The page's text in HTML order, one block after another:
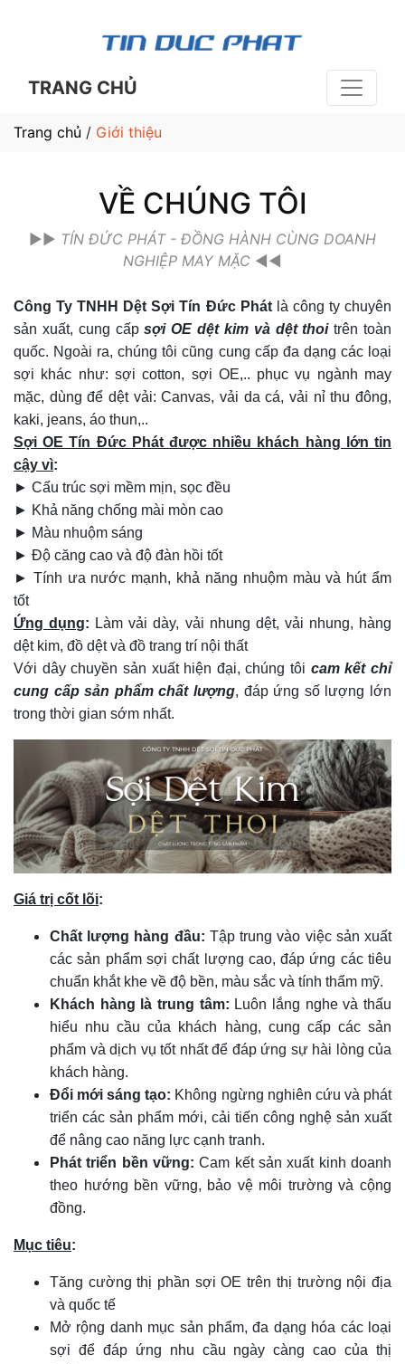
TRANG CHỦ
Trang chủ / Giới thiệu
VỀ CHÚNG TÔI
►► TÍN ĐỨC PHÁT - ĐỒNG HÀNH CÙNG DOANH
NGHIỆP MAY MẶC ◄◄
Công Ty TNHH Dệt Sợi Tín Đức Phátlà công ty chuyên
sản xuất, cung cấpsợi OE dệt kim và dệt thoitrên toàn
quốc. Ngoài ra, chúng tôi cũng cung cấp đa dạng các loại
sợi khác như: sợi cotton, sợi OE,.. phục vụ ngành may
mặc, dùng để dệt vải: Canvas, vải da cá, vải nỉ thu đông,
kaki, jeans, áo thun,..
Sợi OE Tín Đức Phát được nhiều khách hàng lớn tin
cậy vì:
► Cấu trúc sợi mềm mịn, sọc đều
► Khả năng chống mài mòn cao
► Màu nhuộm sáng
► Độ căng cao và độ đàn hồi tốt
► Tính ưa nước mạnh, khả năng nhuộm màu và hút ẩm
tốt
Ứng dụng: Làm vải dày, vải nhung dệt, vải nhung, hàng
dệt kim, đồ dệt và đồ trang trí nội thất
Với dây chuyền sản xuất hiện đại, chúng tôi cam kết chỉ
cung cấp sản phẩm chất lượng, đáp ứng số lượng lớn
trong thời gian sớm nhất.
Giá trị cốt lõi:
Chất lượng hàng đầu: Tập trung vào việc sản xuất
các sản phẩm sợi chất lượng cao, đáp ứng các tiêu
chuẩn khắt khe về độ bền, màu sắc và tính thẩm mỹ.
Khách hàng là trung tâm: Luôn lắng nghe và thấu
hiểu nhu cầu của khách hàng, cung cấp các sản
phẩm và dịch vụ tốt nhất để đáp ứng sự hài lòng của
khách hàng.
Đổi mới sáng tạo: Không ngừng nghiên cứu và phát
triển các sản phẩm mới, cải tiến công nghệ sản xuất
để nâng cao năng lực cạnh tranh.
Phát triển bền vững: Cam kết sản xuất kinh doanh
theo hướng bền vững, bảo vệ môi trường và cộng
đồng.
Mục tiêu:
Tăng cường thị phần sợi OE trên thị trường nội địa
và quốc tế
Mở rộng danh mục sản phẩm, đa dạng hóa các loại
sợi để đáp ứng nhu cầu ngày càng cao của thị